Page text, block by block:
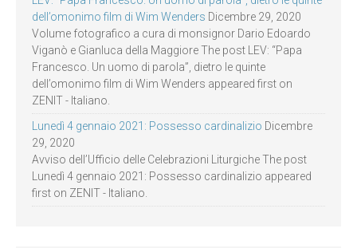
dell’omonimo film di Wim Wenders Dicembre 29, 2020
Volume fotografico a cura di monsignor Dario Edoardo
Viganò e Gianluca della Maggiore The post LEV: “Papa
Francesco. Un uomo di parola”, dietro le quinte
dell’omonimo film di Wim Wenders appeared first on
ZENIT - Italiano.
Lunedì 4 gennaio 2021: Possesso cardinalizio Dicembre
29, 2020
Avviso dell’Ufficio delle Celebrazioni Liturgiche The post
Lunedì 4 gennaio 2021: Possesso cardinalizio appeared
first on ZENIT - Italiano.